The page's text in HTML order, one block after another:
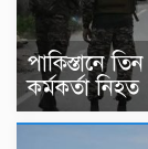
পাকিস্তানে
কর্মকর্তা নিহত